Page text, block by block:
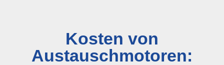
Kosten von
Austauschmotoren: